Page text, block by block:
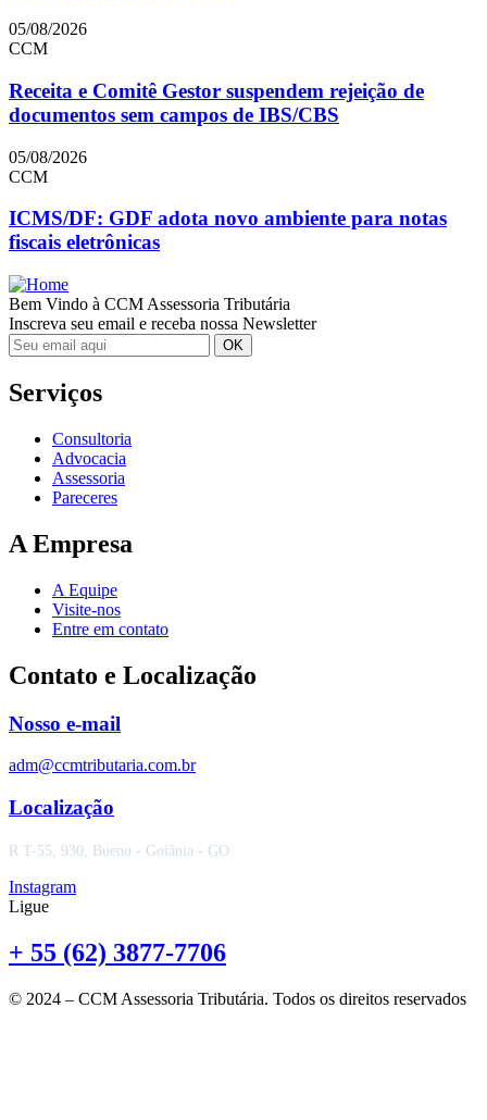
05/08/2026
CCM
Receita e Comitê Gestor suspendem rejeição de
documentos sem campos de IBS/CBS
05/08/2026
CCM
ICMS/DF: GDF adota novo ambiente para notas
fiscais eletrônicas
Bem Vindo à CCM Assessoria Tributária
Inscreva seu email e receba nossa Newsletter
Serviços
Consultoria
Advocacia
Assessoria
Pareceres
A Empresa
A Equipe
Visite-nos
Entre em contato
Contato e Localização
Nosso e-mail
adm@ccmtributaria.com.br
Localização
R T-55, 930, Bueno - Goiânia - GO
Instagram
Ligue
+ 55 (62) 3877-7706
© 2024 – CCM Assessoria Tributária. Todos os direitos reservados